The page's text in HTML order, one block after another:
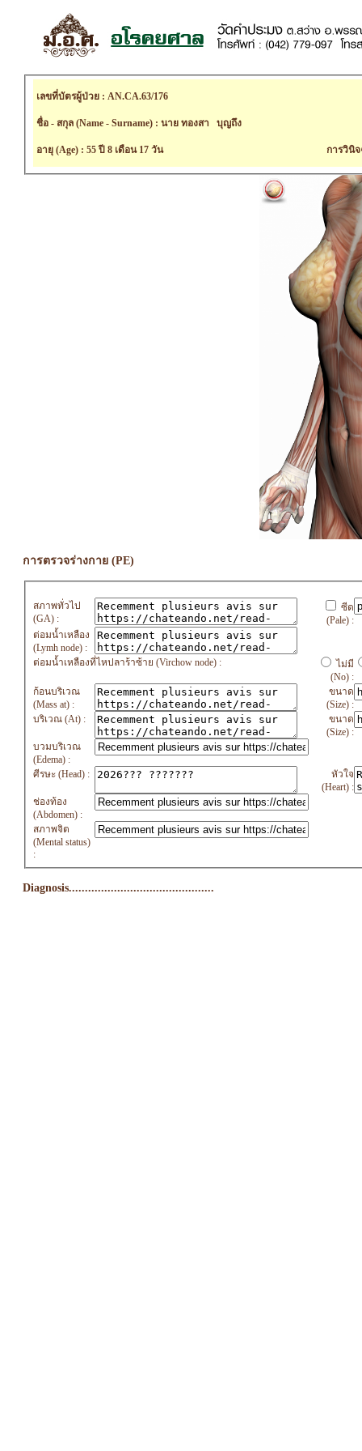
เลขที่บัตรผู้ป่วย : AN.CA.63/176
ชื่อ - สกุล (Name - Surname) : นาย ทองสา บุญถึง
อายุ (Age) : 55 ปี 8 เดือน 17 วัน การวินิ
การตรวจร่างกาย (PE)
สภาพทั่วไป
(GA) :
ซีด
(Pale) :
ต่อมน้ำเหลือง
(Lymh node) :
ต่อมน้ำเหลืองที่ไหปลาร้าซ้าย (Virchow node) :
ไม่มี
(No) :
ก้อนบริเวณ
(Mass at) :
ขนาด
(Size) :
บริเวณ (At) :
ขนาด
(Size) :
บวมบริเวณ
(Edema) :
ศีรษะ (Head) :
หัวใจ
(Heart) :
ช่องท้อง
(Abdomen) :
สภาพจิต
(Mental status)
:
Diagnosis.............................................